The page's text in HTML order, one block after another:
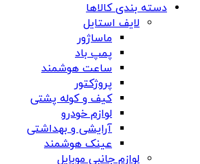
دسته بندی کالاها
لایف استایل
ماساژور
پمپ باد
ساعت هوشمند
پروژکتور
کیف و کوله پشتی
لوازم خودرو
آرایشی و بهداشتی
عینک هوشمند
لوازم جانبی موبایل